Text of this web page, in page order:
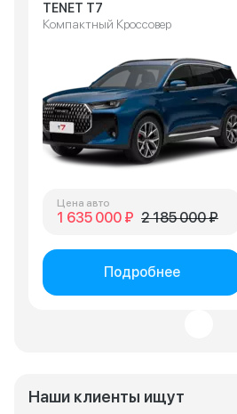
Наши клиенты ищут
TENET T7
Компактный Кроссовер
Цена авто
1 635 000 ₽ 2 185 000 ₽
Подробнее